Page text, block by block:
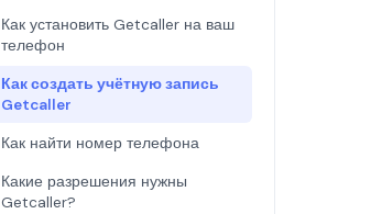
Как установить Getcaller на ваш
телефон
Как создать учётную запись
Getcaller
Как найти номер телефона
Какие разрешения нужны
Getcaller?